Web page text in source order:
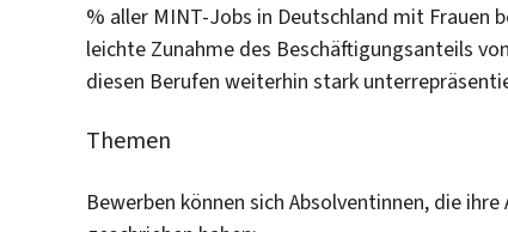
% aller MINT-Jobs in Deutschland mit Frauen
leichte Zunahme des Beschäftigungsanteils
diesen Berufen weiterhin stark
Themen
Bewerben können sich Absolventinnen, die